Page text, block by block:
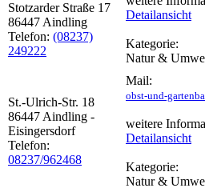
Stotzarder Straße 17
86447 Aindling
Telefon: (08237)
249222
Detailansicht
Kategorie:
Natur &
St.-Ulrich-Str. 18
86447 Aindling -
Eisingersdorf
Telefon:
08237/962468
Mail:
obst-und-
weitere
Detailansicht
Kategorie:
Natur &